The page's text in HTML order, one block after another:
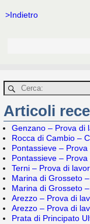
>Indietro
Articoli
Genzano – Prova di
Rocca di Cambio –
Pontassieve – Prova
Pontassieve –
Terni – Prova di
Marina di Grosseto
Marina di Grosseto
Arezzo – Prova di
Arezzo – Prova di
Prata di Principato